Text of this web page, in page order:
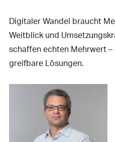
Digitaler Wandel braucht
Weitblick und
schaffen echten Mehrwert
greifbare Lösungen.